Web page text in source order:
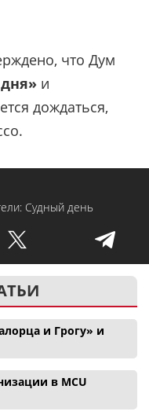
что Дум
и
дождаться,
Судный день
и Грогу» и
в MCU